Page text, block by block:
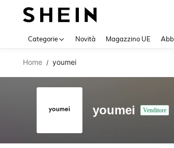
Categorie Novità Magazzino UE
Home / youmei
youmei Venditore